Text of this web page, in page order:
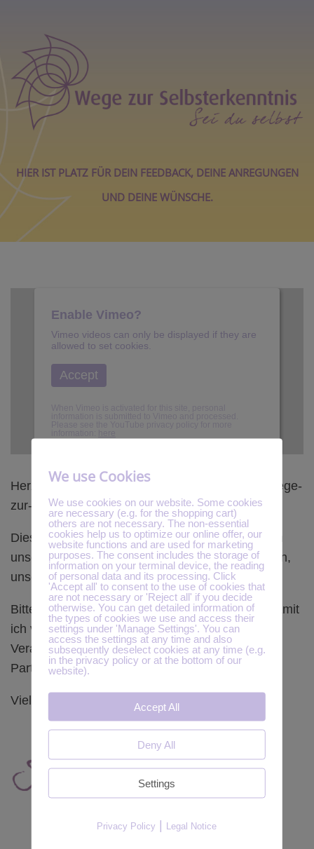
HIER IST PLATZ FÜR DEIN FEEDBACK, DEINE ANREGUNGEN
UND DEINE WÜNSCHE.
Enable Vimeo?
Vimeo videos can only be displayed if they are
allowed to set cookies.
Accept
Herzlichen Dank für Deine Promotion für den
Wege-
zur-Selbsterkenntnis-Onlinekongress!
Diese Veranstaltung erhält ihre Reichweite durch
unsere PartnerInnen, die sich bereit erklärt haben,
unsere Promotion an ihre Kontakte zu verteilen.
Bitte gib mir doch ein persönliches Feedback, damit
ich von Dir lernen kann und unsere nächste
Veranstaltung noch angenehmer für unsere
Partnerinnen und Partner wird.
Vielen Dank!
We use Cookies
We use cookies on our website. Some cookies
are necessary (e.g. for the shopping cart)
others are not necessary. The non-essential
cookies help us to optimize our online offer, our
website functions and are used for marketing
purposes. The consent includes the storage of
information on your terminal device, the reading
of personal data and its processing. Click
'Accept all' to consent to the use of cookies that
are not necessary or 'Reject all' if you decide
otherwise. You can get detailed information of
the types of cookies we use and access their
settings under 'Manage Settings'. You can
access the settings at any time and also
subsequently deselect cookies at any time (e.g.
in the privacy policy or at the bottom of our
website).
Accept All
Deny All
Settings
Privacy Policy | Legal Notice